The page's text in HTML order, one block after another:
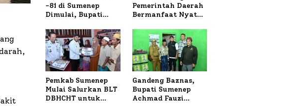
-81 di Sumenep
Dimulai, Bupati
Doa untuk Korban
Kapal Terbakar
Pemerintah Daerah
Bermanfaat Nyata
Bupati Sumenep
Tinjau Langsung
Budidaya Lele dan
Ayam Petelur di
Desa Bataal Timur
Pemkab Sumenep
Mulai Salurkan BLT
DBHCHT untuk
Gandeng Baznas,
Bupati Sumenep
Achmad Fauzi